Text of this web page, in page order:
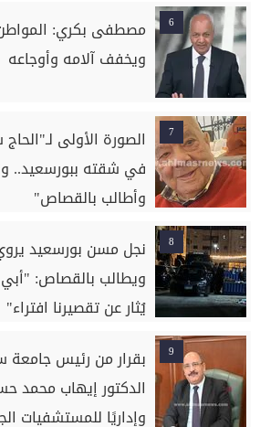
6
مصطفى بكري:
ويخفف آلامه وأوجاعه
7
الصورة الأولى
في شقته ببورسعيد..
وأطالب بالقصاص"
8
نجل مسن بورسعيد
ويطالب بالقصاص:
يُثار عن تقصيرنا افتراء"
9
بقرار من رئيس جامعة
الدكتور إيهاب محمد
وإداريًا للمستشفيات